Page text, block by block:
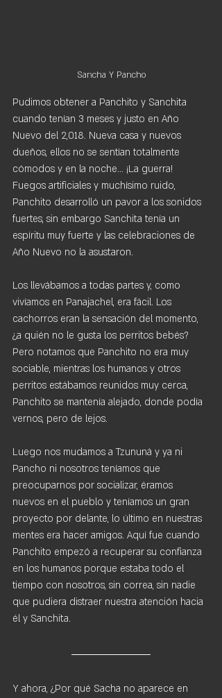
Sancha Y Pancho
Pudimos obtener a Panchito y Sanchita
cuando tenían 3 meses y justo en Año
Nuevo del 2,018. Nueva casa y nuevos
dueños, ellos no se sentían totalmente
cómodos y en la noche... ¡La guerra!
Fuegos artificiales y muchísimo ruido,
Panchito desarrolló un pavor a los sonidos
fuertes, sin embargo Sanchita tenía un
espíritu muy fuerte y las celebraciones de
Año Nuevo no la asustaron.
Los llevábamos a todas partes y, como
vivíamos en Panajachel, era fácil. Los
cachorros eran la sensación del momento,
¿a quién no le gusta los perritos bebés?
Pero notamos que Panchito no era muy
sociable, mientras los humanos y otros
perritos estábamos reunidos muy cerca,
Panchito se mantenía alejado, donde podía
vernos, pero de lejos.
Luego nos mudamos a Tzununá y ya ni
Pancho ni nosotros teníamos que
preocuparnos por socializar, éramos
nuevos en el pueblo y teníamos un gran
proyecto por delante, lo último en nuestras
mentes era hacer amigos. Aquí fue cuando
Panchito empezó a recuperar su confianza
en los humanos porque estaba todo el
tiempo con nosotros, sin correa, sin nadie
que pudiera distraer nuestra atención hacia
él y Sanchita.
Y ahora, ¿Por qué Sacha no aparece en